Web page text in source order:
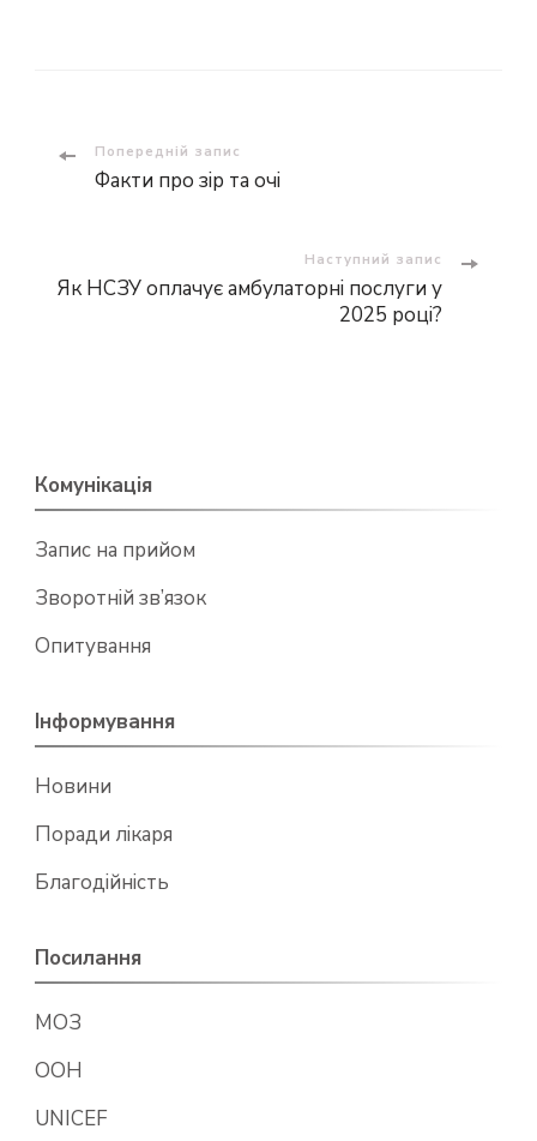
Навігація
Попередній запис
Факти про зір та очі
Наступний запис
Як НСЗУ оплачує амбулаторні послуги у
2025 році?
Комунікація
Запис на прийом
Зворотній зв’язок
Опитування
Інформування
Новини
Поради лікаря
Благодійність
Посилання
МОЗ
ООН
UNICEF